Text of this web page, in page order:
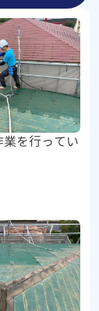
を行ってい